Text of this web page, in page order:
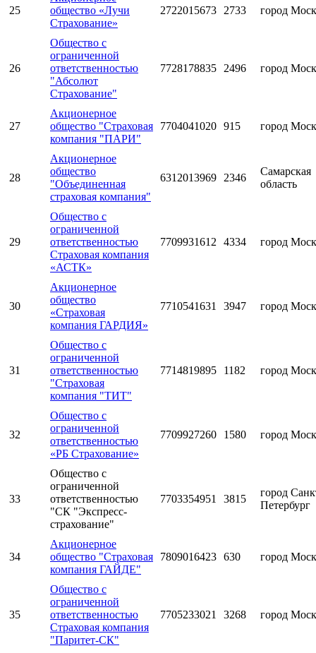
25
общество «Лучи
Страхование»
2722015673 2733 город
26
Общество с
ограниченной
ответственностью
"Абсолют
Страхование"
7728178835 2496 город
27
Акционерное
общество "Страховая
компания "ПАРИ"
7704041020 915 город
28
Акционерное
общество
"Объединенная
страховая компания"
6312013969 2346
Самарская
область
29
Общество с
ограниченной
ответственностью
Страховая компания
«АСТК»
7709931612 4334 город
30
Акционерное
общество
«Страховая
компания ГАРДИЯ»
7710541631 3947 город
31
Общество с
ограниченной
ответственностью
"Страховая
компания "ТИТ"
7714819895 1182 город
32
Общество с
ограниченной
ответственностью
«РБ Страхование»
7709927260 1580 город
33
Общество с
ограниченной
ответственностью
"СК "Экспресс-
страхование"
7703354951 3815
город
Петербург
34
Акционерное
общество "Страховая
компания ГАЙДЕ"
7809016423 630 город
35
Общество с
ограниченной
ответственностью
Страховая компания
"Паритет-СК"
7705233021 3268 город